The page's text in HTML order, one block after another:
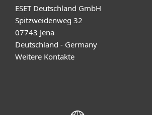
ESET Deutschland GmbH
Spitzweidenweg 32
07743 Jena
Deutschland - Germany
Weitere Kontakte